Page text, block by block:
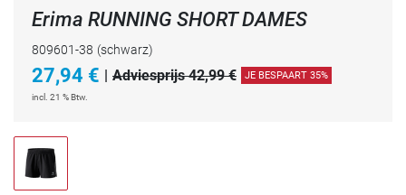
Erima RUNNING SHORT DAMES
809601-38 (schwarz)
27,94 € | Adviesprijs 42,99 € JE BESPAART 35%
incl. 21 % Btw.